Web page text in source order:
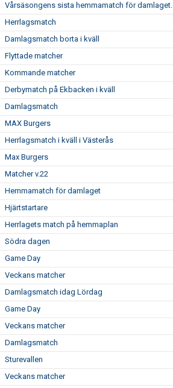
Vårsäsongens sista hemmamatch för damlaget.
Herrlagsmatch
Damlagsmatch borta i kväll
Flyttade matcher
Kommande matcher
Derbymatch på Ekbacken i kväll
Damlagsmatch
MAX Burgers
Herrlagsmatch i kväll i Västerås
Max Burgers
Matcher v.22
Hemmamatch för damlaget
Hjärtstartare
Herrlagets match på hemmaplan
Södra dagen
Game Day
Veckans matcher
Damlagsmatch idag Lördag
Game Day
Veckans matcher
Damlagsmatch
Sturevallen
Veckans matcher